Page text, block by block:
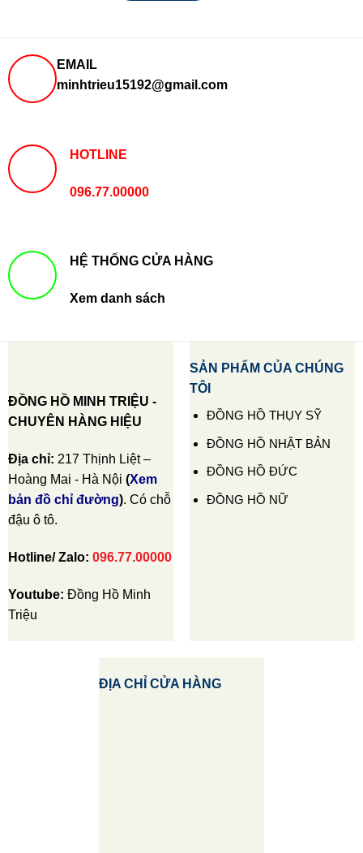
EMAIL
minhtrieu15192@gmail.com
HOTLINE
096.77.00000
HỆ THỐNG CỬA HÀNG
Xem danh sách
ĐỒNG HỒ MINH TRIỆU -
CHUYÊN HÀNG HIỆU
Địa chỉ: 217 Thịnh Liệt –
Hoàng Mai - Hà Nội (Xem
bản đồ chỉ đường). Có chỗ
đậu ô tô.
Hotline/ Zalo: 096.77.00000
Youtube: Đồng Hồ Minh
Triệu
SẢN PHẨM CỦA CHÚNG
TÔI
ĐỒNG HỒ THỤY SỸ
ĐỒNG HỒ NHẬT BẢN
ĐỒNG HỒ ĐỨC
ĐỒNG HỒ NỮ
ĐỊA CHỈ CỬA HÀNG